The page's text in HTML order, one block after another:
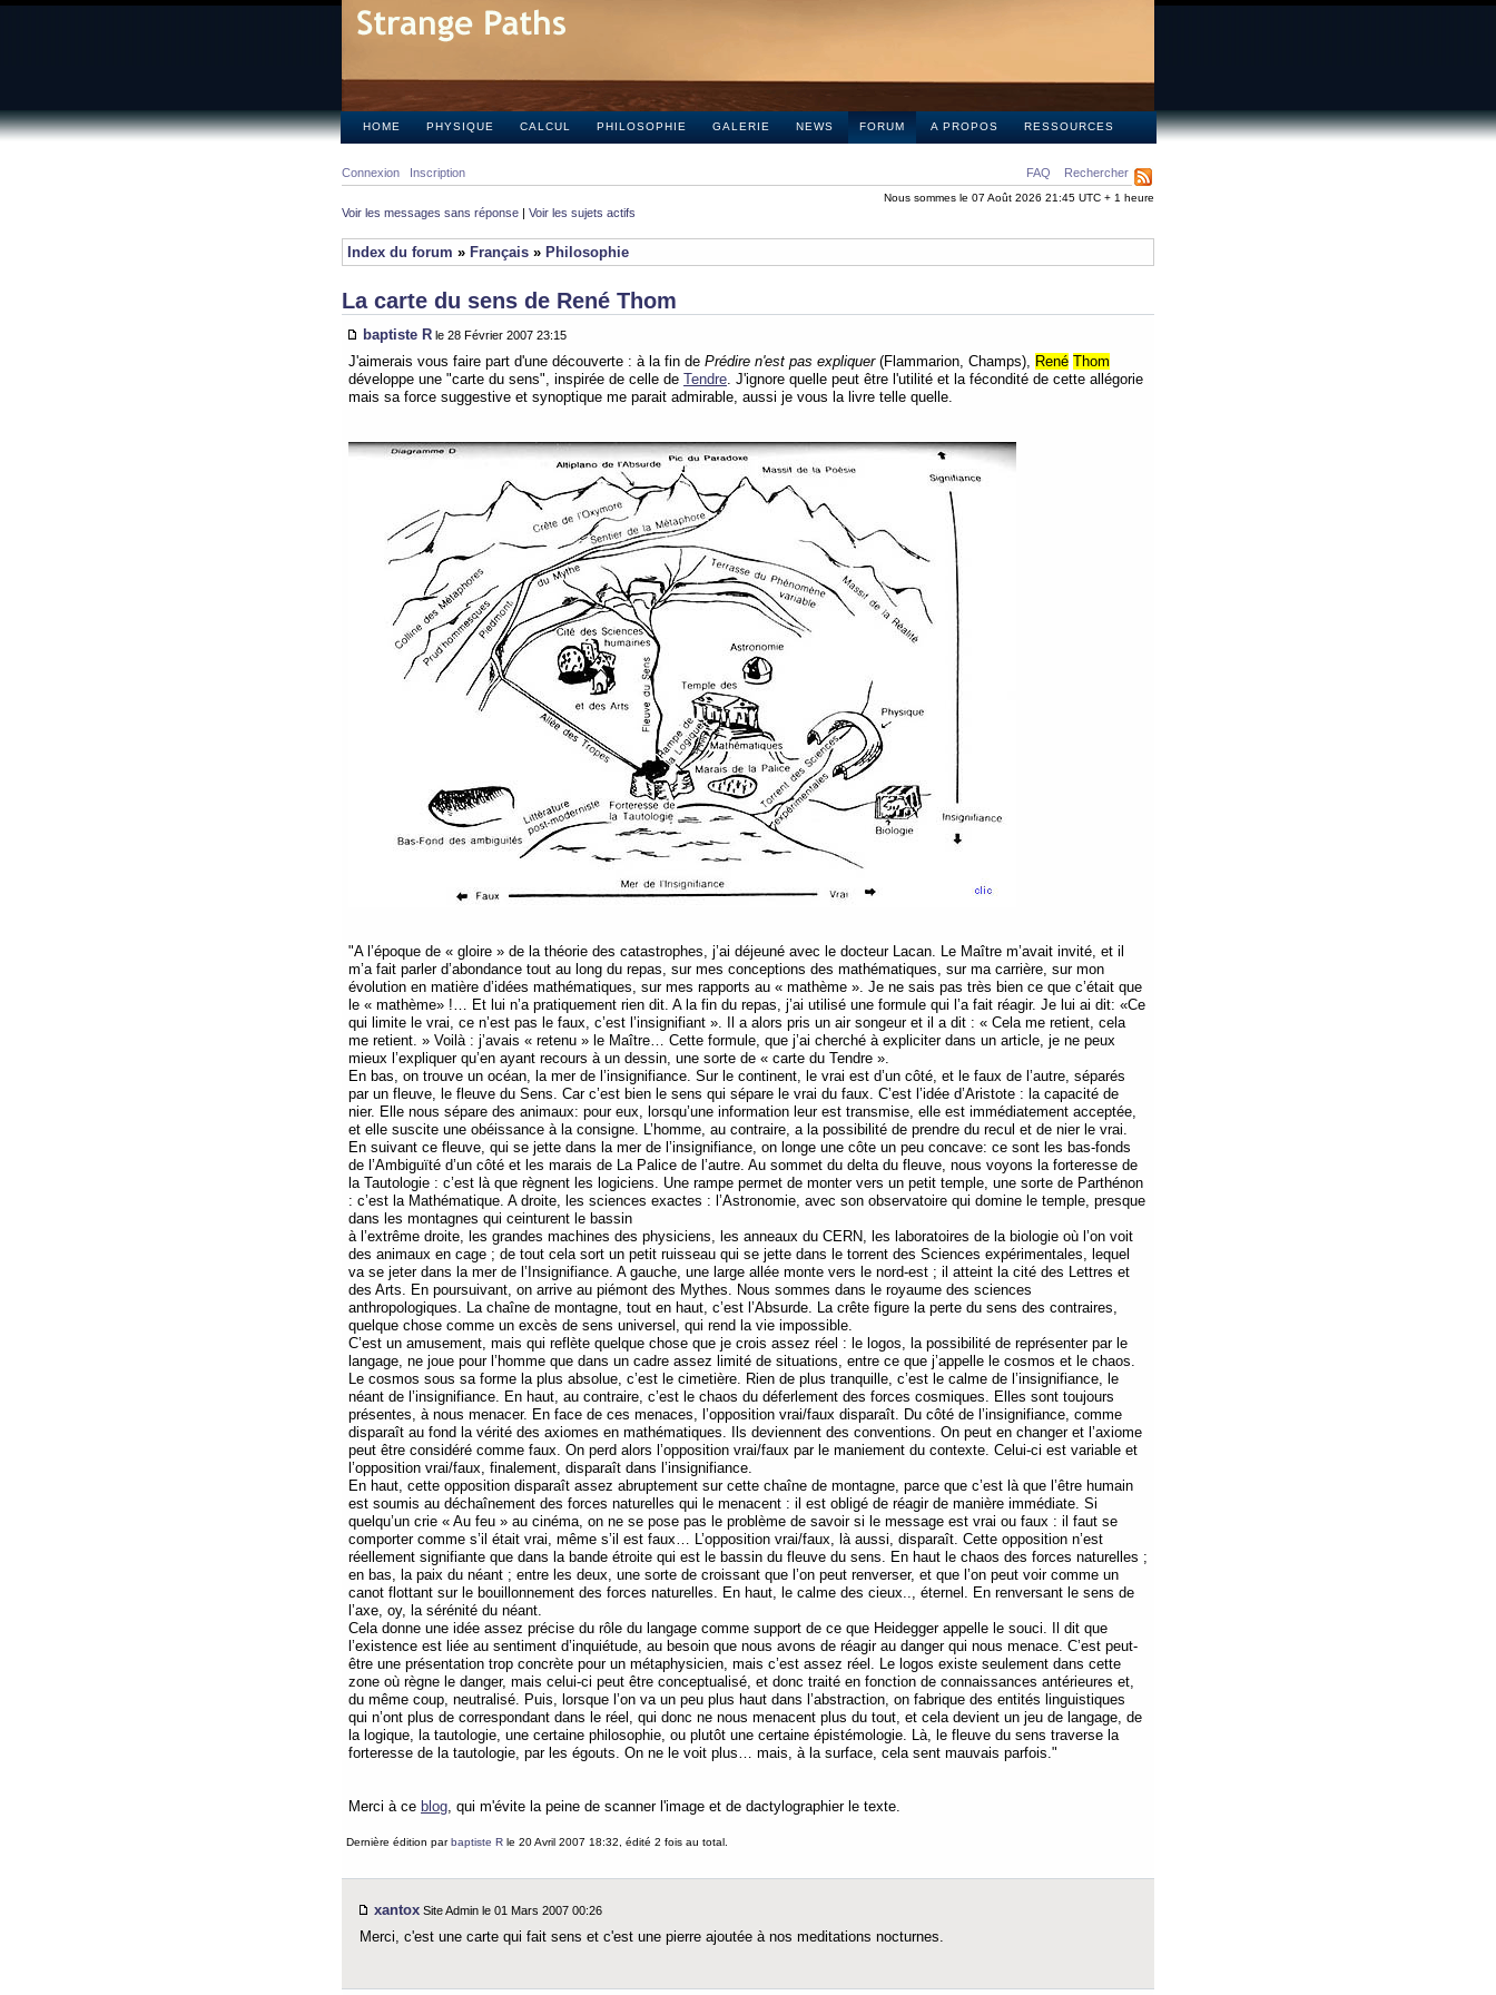
HOME PHYSIQUE CALCUL PHILOSOPHIE GALERIE NEWS FORUM A PROPOS RESSOURCES
FAQ Rechercher
Connexion Inscription
Nous sommes le 07 Août 2026 21:45 UTC + 1 heure
Voir les messages sans réponse | Voir les sujets actifs
Index du forum » Français » Philosophie
La carte du sens de René Thom
baptiste R le 28 Février 2007 23:15
J'aimerais vous faire part d'une découverte : à la fin de Prédire n'est pas expliquer(Flammarion, Champs), René Thom
développe une "carte du sens", inspirée de celle de Tendre. J'ignore quelle peut être l'utilité et la fécondité de cette allégorie
mais sa force suggestive et synoptique me parait admirable, aussi je vous la livre telle quelle.
"A l’époque de « gloire » de la théorie des catastrophes, j’ai déjeuné avec le docteur Lacan. Le Maître m’avait invité, et il
m’a fait parler d’abondance tout au long du repas, sur mes conceptions des mathématiques, sur ma carrière, sur mon
évolution en matière d’idées mathématiques, sur mes rapports au « mathème ». Je ne sais pas très bien ce que c’était que
le « mathème» !… Et lui n’a pratiquement rien dit. A la fin du repas, j’ai utilisé une formule qui l’a fait réagir. Je lui ai dit: «Ce
qui limite le vrai, ce n’est pas le faux, c’est l’insignifiant ». Il a alors pris un air songeur et il a dit : « Cela me retient, cela
me retient. » Voilà : j’avais « retenu » le Maître… Cette formule, que j’ai cherché à expliciter dans un article, je ne peux
mieux l’expliquer qu’en ayant recours à un dessin, une sorte de « carte du Tendre ».
En bas, on trouve un océan, la mer de l’insignifiance. Sur le continent, le vrai est d’un côté, et le faux de l’autre, séparés
par un fleuve, le fleuve du Sens. Car c’est bien le sens qui sépare le vrai du faux. C’est l’idée d’Aristote : la capacité de
nier. Elle nous sépare des animaux: pour eux, lorsqu’une information leur est transmise, elle est immédiatement acceptée,
et elle suscite une obéissance à la consigne. L’homme, au contraire, a la possibilité de prendre du recul et de nier le vrai.
En suivant ce fleuve, qui se jette dans la mer de l’insignifiance, on longe une côte un peu concave: ce sont les bas-fonds
de l’Ambiguïté d’un côté et les marais de La Palice de l’autre. Au sommet du delta du fleuve, nous voyons la forteresse de
la Tautologie : c’est là que règnent les logiciens. Une rampe permet de monter vers un petit temple, une sorte de Parthénon
: c’est la Mathématique. A droite, les sciences exactes : l’Astronomie, avec son observatoire qui domine le temple, presque
dans les montagnes qui ceinturent le bassin
à l’extrême droite, les grandes machines des physiciens, les anneaux du CERN, les laboratoires de la biologie où l’on voit
des animaux en cage ; de tout cela sort un petit ruisseau qui se jette dans le torrent des Sciences expérimentales, lequel
va se jeter dans la mer de l’Insignifiance. A gauche, une large allée monte vers le nord-est ; il atteint la cité des Lettres et
des Arts. En poursuivant, on arrive au piémont des Mythes. Nous sommes dans le royaume des sciences
anthropologiques. La chaîne de montagne, tout en haut, c’est l’Absurde. La crête figure la perte du sens des contraires,
quelque chose comme un excès de sens universel, qui rend la vie impossible.
C’est un amusement, mais qui reflète quelque chose que je crois assez réel : le logos, la possibilité de représenter par le
langage, ne joue pour l’homme que dans un cadre assez limité de situations, entre ce que j’appelle le cosmos et le chaos.
Le cosmos sous sa forme la plus absolue, c’est le cimetière. Rien de plus tranquille, c’est le calme de l’insignifiance, le
néant de l’insignifiance. En haut, au contraire, c’est le chaos du déferlement des forces cosmiques. Elles sont toujours
présentes, à nous menacer. En face de ces menaces, l’opposition vrai/faux disparaît. Du côté de l’insignifiance, comme
disparaît au fond la vérité des axiomes en mathématiques. Ils deviennent des conventions. On peut en changer et l’axiome
peut être considéré comme faux. On perd alors l’opposition vrai/faux par le maniement du contexte. Celui-ci est variable et
l’opposition vrai/faux, finalement, disparaît dans l’insignifiance.
En haut, cette opposition disparaît assez abruptement sur cette chaîne de montagne, parce que c’est là que l’être humain
est soumis au déchaînement des forces naturelles qui le menacent : il est obligé de réagir de manière immédiate. Si
quelqu’un crie « Au feu » au cinéma, on ne se pose pas le problème de savoir si le message est vrai ou faux : il faut se
comporter comme s’il était vrai, même s’il est faux… L’opposition vrai/faux, là aussi, disparaît. Cette opposition n’est
réellement signifiante que dans la bande étroite qui est le bassin du fleuve du sens. En haut le chaos des forces naturelles ;
en bas, la paix du néant ; entre les deux, une sorte de croissant que l’on peut renverser, et que l’on peut voir comme un
canot flottant sur le bouillonnement des forces naturelles. En haut, le calme des cieux.., éternel. En renversant le sens de
l’axe, oy, la sérénité du néant.
Cela donne une idée assez précise du rôle du langage comme support de ce que Heidegger appelle le souci. Il dit que
l’existence est liée au sentiment d’inquiétude, au besoin que nous avons de réagir au danger qui nous menace. C’est peut-
être une présentation trop concrète pour un métaphysicien, mais c’est assez réel. Le logos existe seulement dans cette
zone où règne le danger, mais celui-ci peut être conceptualisé, et donc traité en fonction de connaissances antérieures et,
du même coup, neutralisé. Puis, lorsque l’on va un peu plus haut dans l’abstraction, on fabrique des entités linguistiques
qui n’ont plus de correspondant dans le réel, qui donc ne nous menacent plus du tout, et cela devient un jeu de langage, de
la logique, la tautologie, une certaine philosophie, ou plutôt une certaine épistémologie. Là, le fleuve du sens traverse la
forteresse de la tautologie, par les égouts. On ne le voit plus… mais, à la surface, cela sent mauvais parfois."
Merci à ce blog, qui m'évite la peine de scanner l'image et de dactylographier le texte.
Dernière édition parbaptiste R le 20 Avril 2007 18:32, édité 2 fois au total.
xantox Site Admin le 01 Mars 2007 00:26
Merci, c'est une carte qui fait sens et c'est une pierre ajoutée à nos meditations nocturnes.